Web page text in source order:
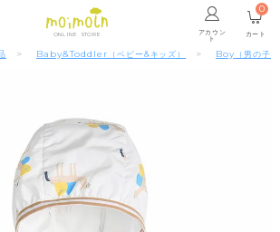
ONLINE STORE アカウン
ト カート
0
Baby&Toddler （ベビー&キッズ） Boy （男の子）